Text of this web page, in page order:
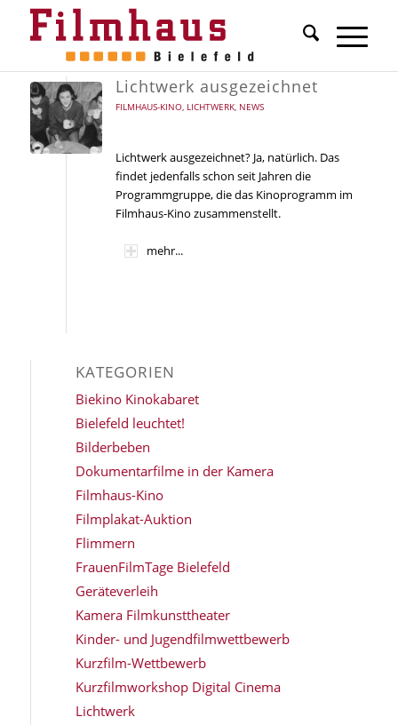
Lichtwerk ausgezeichnet
FILMHAUS-KINO, LICHTWERK, NEWS
Lichtwerk ausgezeichnet? Ja, natürlich. Das
findet jedenfalls schon seit Jahren die
Programmgruppe, die das Kinoprogramm im
Filmhaus-Kino zusammenstellt.
mehr...
KATEGORIEN
Biekino Kinokabaret
Bielefeld leuchtet!
Bilderbeben
Dokumentarfilme in der Kamera
Filmhaus-Kino
Filmplakat-Auktion
Flimmern
FrauenFilmTage Bielefeld
Geräteverleih
Kamera Filmkunsttheater
Kinder- und Jugendfilmwettbewerb
Kurzfilm-Wettbewerb
Kurzfilmworkshop Digital Cinema
Lichtwerk